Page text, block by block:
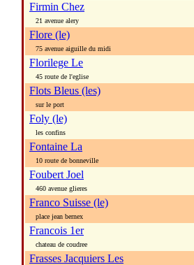
Firmin Chez
21 avenue alery
Flore (le)
75 avenue aiguille du midi
Florilege Le
45 route de l'eglise
Flots Bleus (les)
sur le port
Foly (le)
les confins
Fontaine La
10 route de bonneville
Foubert Joel
460 avenue glieres
Franco Suisse (le)
place jean bernex
Francois 1er
chateau de coudree
Frasses Jacquiers Les